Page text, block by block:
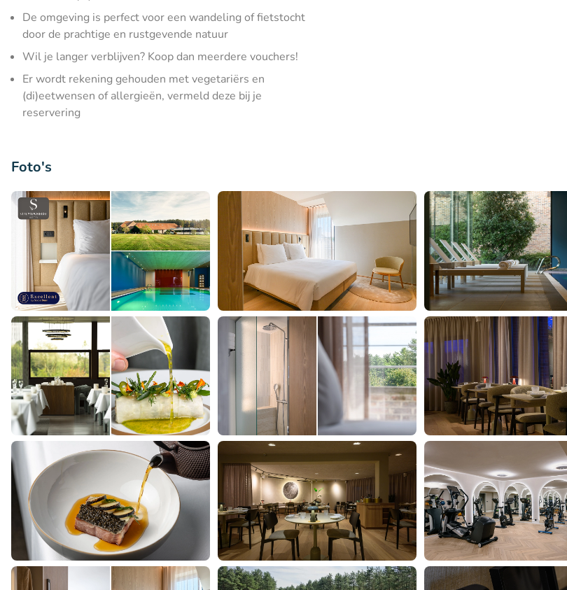
De omgeving is perfect voor een wandeling of fietstocht
door de prachtige en rustgevende natuur
Wil je langer verblijven? Koop dan meerdere vouchers!
Er wordt rekening gehouden met vegetariërs en
(di)eetwensen of allergieën, vermeld deze bij je
reservering
Foto's